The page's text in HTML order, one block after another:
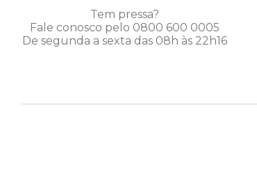
Tem pressa?
Fale conosco pelo 0800 600 0005
De segunda a sexta das 08h às 22h16